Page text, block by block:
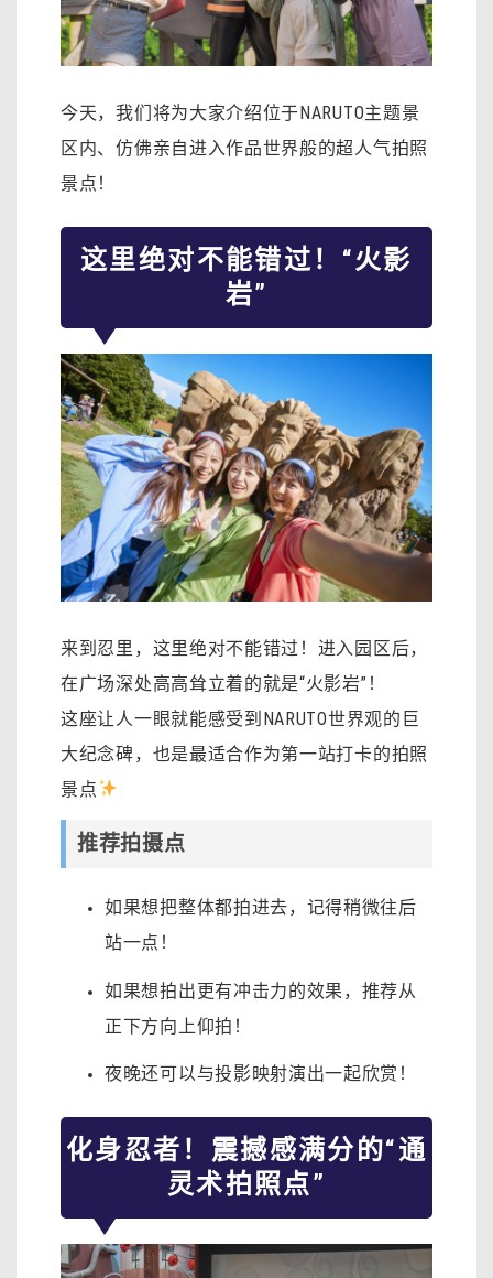
今天，我们将为大家介绍位于NARUTO主题景
区内、仿佛亲自进入作品世界般的超人气拍照
景点！
这里绝对不能错过！“火影
岩”
来到忍里，这里绝对不能错过！进入园区后，
在广场深处高高耸立着的就是“火影岩”！
这座让人一眼就能感受到NARUTO世界观的巨
大纪念碑，也是最适合作为第一站打卡的拍照
景点
推荐拍摄点
如果想把整体都拍进去，记得稍微往后
站一点！
如果想拍出更有冲击力的效果，推荐从
正下方向上仰拍！
夜晚还可以与投影映射演出一起欣赏！
化身忍者！震撼感满分的“通
灵术拍照点”